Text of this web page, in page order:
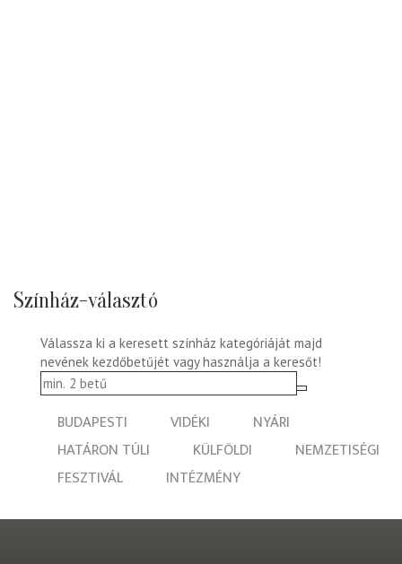
Színház-választó
Válassza ki a keresett színház kategóriáját majd
nevének kezdőbetűjét vagy használja a keresőt!
BUDAPESTI VIDÉKI
NYÁRI
HATÁRON TÚLI
KÜLFÖLDI
NEMZETISÉGI
FESZTIVÁL
INTÉZMÉNY